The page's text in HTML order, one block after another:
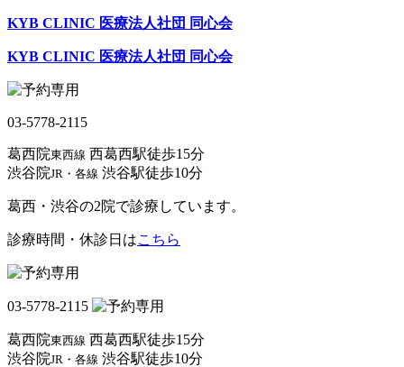
KYB CLINIC 医療法人社団 同心会
KYB CLINIC 医療法人社団 同心会
03-5778-2115
葛西院東西線 西葛西駅徒歩15分
渋谷院JR・各線 渋谷駅徒歩10分
葛西・渋谷の2院で診療しています。
診療時間・休診日はこちら
03-5778-2115
葛西院東西線 西葛西駅徒歩15分
渋谷院JR・各線 渋谷駅徒歩10分